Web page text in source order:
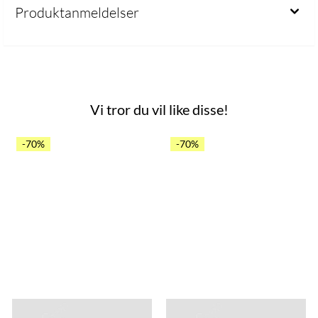
Produktanmeldelser
Vi tror du vil like disse!
-70% -70%